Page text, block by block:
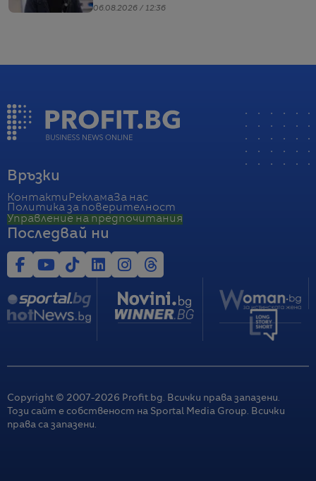
06.08.2026 / 12:36
Връзки
Контакти РекламаЗа нас
Политика за поверителност
Управление на предпочитания
Последвай ни
Copyright © 2007-2026 Profit.bg. Всички права запазени.
Този сайт е собственост на Sportal Media Group. Всички
права са запазени.